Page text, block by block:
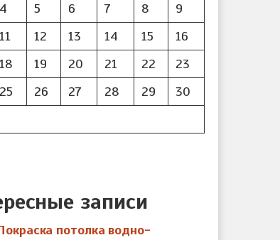
4 5 6 7 8
9
11 12 13 14 15
16
18 19 20 21 22
23
25 26 27 28 29
30
записи
потолка водно-